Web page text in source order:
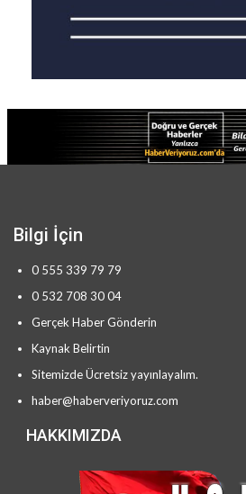
Bilgi İçin
0 555 339 79 79
0 532 708 30 04
Gerçek Haber Gönderin
Kaynak Belirtin
Sitemizde Ücretsiz yayınlayalım.
haber@haberveriyoruz.com
HAKKIMIZDA